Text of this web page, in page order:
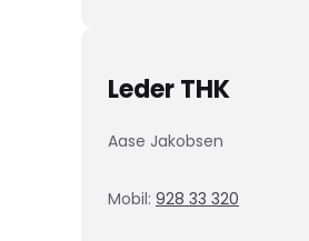
Leder THK
Aase Jakobsen
Mobil: 928 33 320